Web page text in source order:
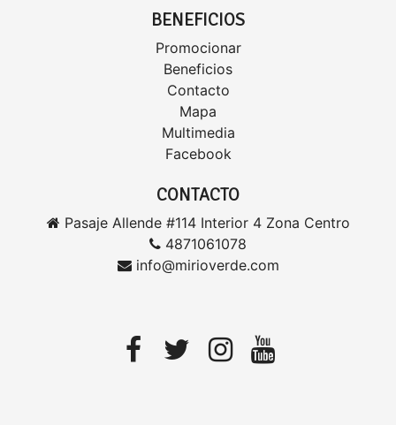
BENEFICIOS
Promocionar
Beneficios
Contacto
Mapa
Multimedia
Facebook
CONTACTO
Pasaje Allende #114 Interior 4 Zona Centro
4871061078
info@mirioverde.com